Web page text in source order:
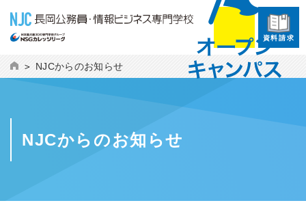
資料請求
NJCからのお知らせ
NJCからのお知らせ